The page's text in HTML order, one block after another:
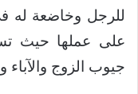
للرجل وخاضعة له
على عملها حيث
جيوب الزوج والآباء